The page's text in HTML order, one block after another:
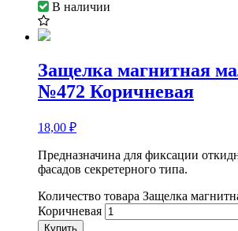
В наличии
Защелка магнитная
№472 Коричневая
18,00 ₽
Предназначина для фиксации
фасадов секретерного типа.
Количество товара Защелка
Коричневая
Купить